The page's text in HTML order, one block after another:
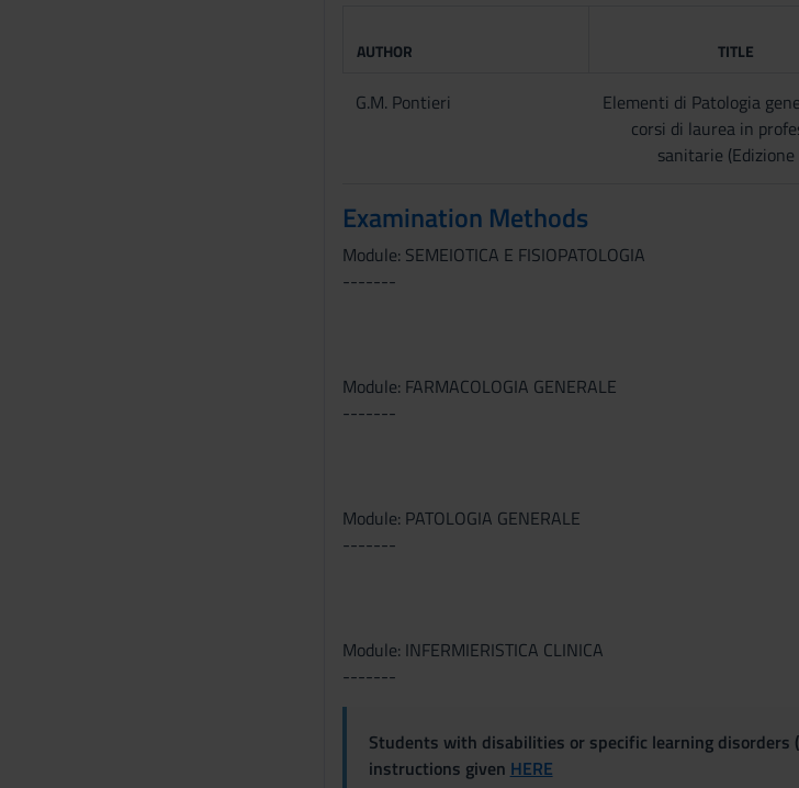
AUTHOR TITLE
G.M. Pontieri
Elementi di Patologia
corsi di laurea in
sanitarie (Edizione
Examination Methods
Module: SEMEIOTICA E FISIOPATOLOGIA
-------
Module: FARMACOLOGIA GENERALE
-------
Module: PATOLOGIA GENERALE
-------
Module: INFERMIERISTICA CLINICA
-------
Students with disabilities or specific learning
instructions given HERE